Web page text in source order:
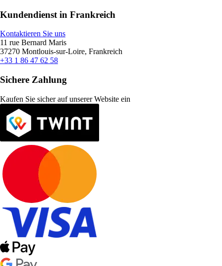
Kundendienst in Frankreich
Kontaktieren Sie uns
11 rue Bernard Maris
37270 Montlouis-sur-Loire, Frankreich
+33 1 86 47 62 58
Sichere Zahlung
Kaufen Sie sicher auf unserer Website ein